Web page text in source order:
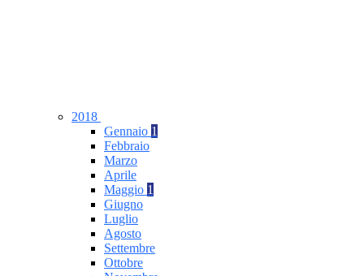
2018
Gennaio 1
Febbraio
Marzo
Aprile
Maggio 1
Giugno
Luglio
Agosto
Settembre
Ottobre